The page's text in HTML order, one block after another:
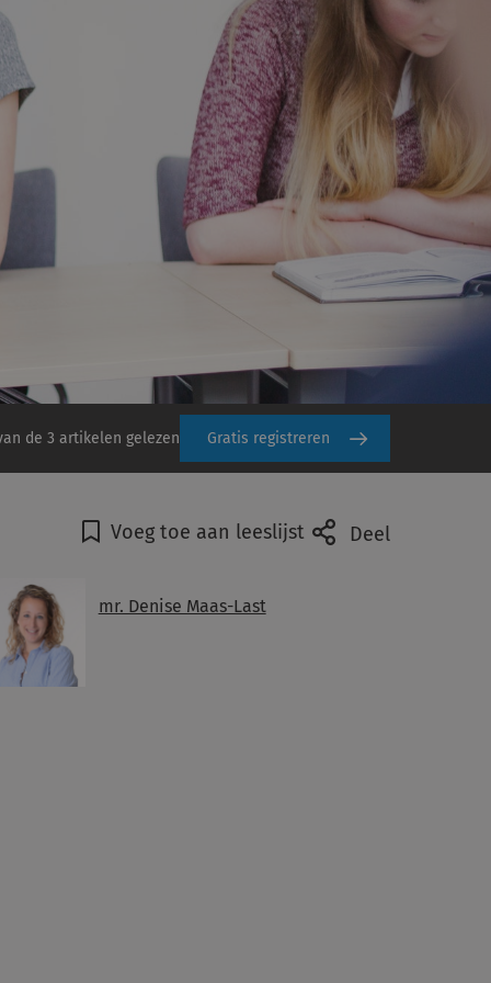
de 3 artikelen gelezen Gratis registreren
Voeg toe aan leeslijst Deel
mr. Denise Maas-Last